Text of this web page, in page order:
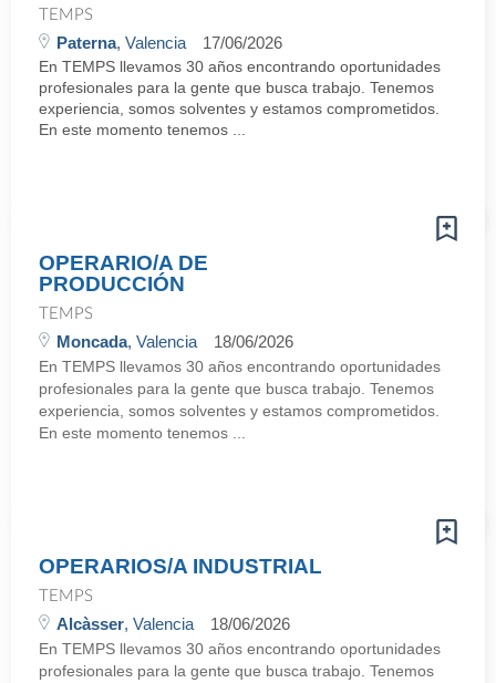
TEMPS
Paterna, Valencia 17/06/2026
En TEMPS llevamos 30 años encontrando oportunidades
profesionales para la gente que busca trabajo. Tenemos
experiencia, somos solventes y estamos comprometidos.
En este momento tenemos ...
OPERARIO/A DE
PRODUCCIÓN
TEMPS
Moncada, Valencia 18/06/2026
En TEMPS llevamos 30 años encontrando oportunidades
profesionales para la gente que busca trabajo. Tenemos
experiencia, somos solventes y estamos comprometidos.
En este momento tenemos ...
OPERARIOS/A INDUSTRIAL
TEMPS
Alcàsser, Valencia 18/06/2026
En TEMPS llevamos 30 años encontrando oportunidades
profesionales para la gente que busca trabajo. Tenemos